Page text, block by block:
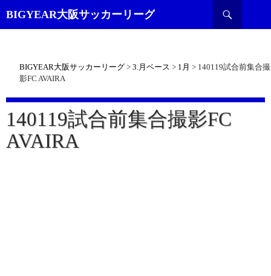
BIGYEAR大阪サッカーリーグ
索
BIGYEAR大阪サッカーリーグ > 3.月ベース > 1月 > 140119試合前集合撮
影FC AVAIRA
140119試合前集合撮影FC
AVAIRA